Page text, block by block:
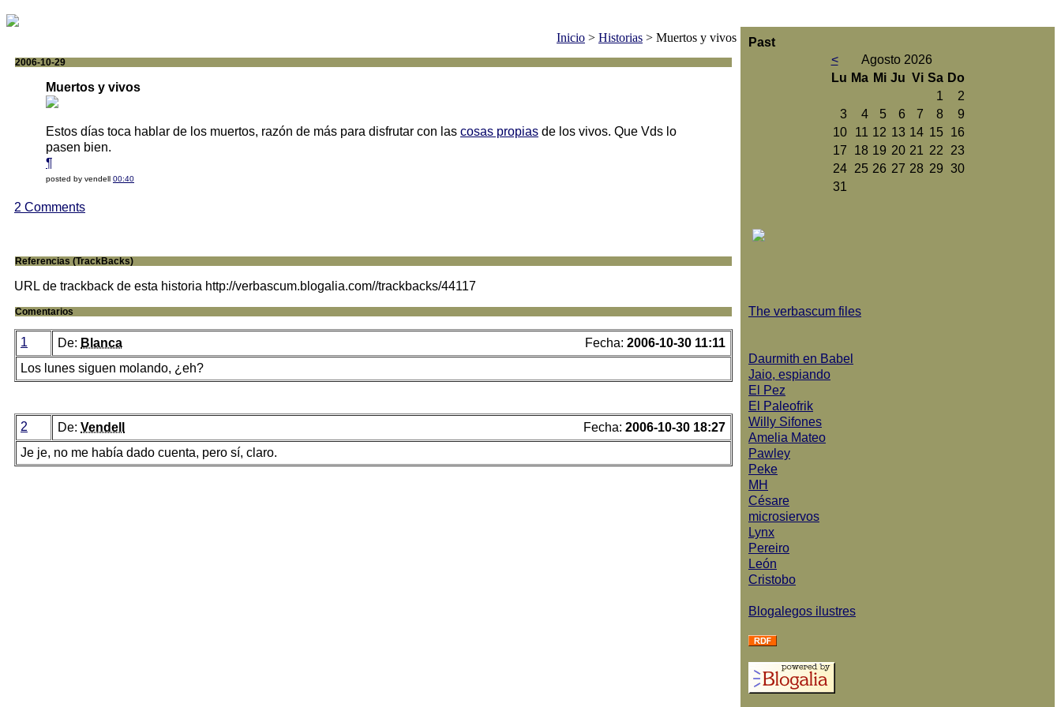
Inicio > Historias > Muertos y vivos
2006-10-29
Muertos y vivos
Estos días toca hablar de los muertos, razón de más para disfrutar con las cosas propias de los vivos. Que Vds lo
pasen bien.
¶
posted by vendell 00:40
2 Comments
Referencias (TrackBacks)
URL de trackback de esta historia http://verbascum.blogalia.com//trackbacks/44117
Comentarios
1 De: Blanca Fecha: 2006-10-30 11:11
Los lunes siguen molando, ¿eh?
2 De: Vendell Fecha: 2006-10-30 18:27
Je je, no me había dado cuenta, pero sí, claro.
Past
<
Agosto 2026
Lu Ma Mi Ju Vi Sa Do
1
2
3
4 5 6 7 8
9
10
11 12 13 14 15
16
17
18 19 20 21 22
23
24
25 26 27 28 29 30
31
The verbascum files
Daurmith en Babel
Jaio, espiando
El Pez
El Paleofrik
Willy Sifones
Amelia Mateo
Pawley
Peke
MH
Césare
microsiervos
Lynx
Pereiro
León
Cristobo
Blogalegos ilustres